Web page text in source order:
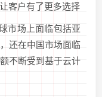
客户有了更多选择
市场上面临包括亚
还在中国市场面临
不断受到基于云计